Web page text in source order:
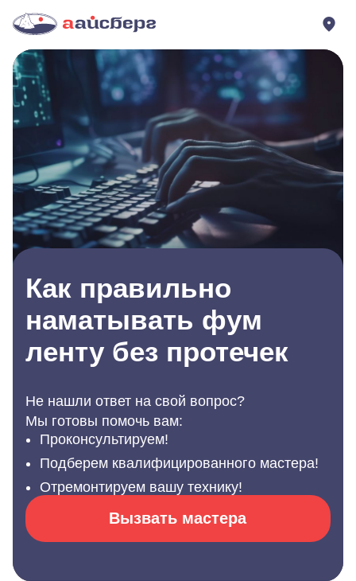
Как правильно
наматывать фум
ленту без протечек
Не нашли ответ на свой вопрос?
Мы готовы помочь вам:
Проконсультируем!
Подберем квалифицированного мастера!
Отремонтируем вашу технику!
Вызвать мастера